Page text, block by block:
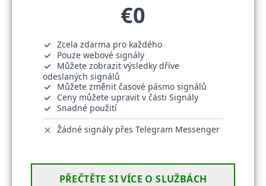
€0
Zcela zdarma pro každého
Pouze webové signály
Můžete zobrazit výsledky dříve
odeslaných signálů
Můžete změnit časové pásmo signálů
Ceny můžete upravit v části Signály
Snadné použití
Žádné signály přes Telegram Messenger
PŘEČTĚTE SI VÍCE O SLUŽBÁCH